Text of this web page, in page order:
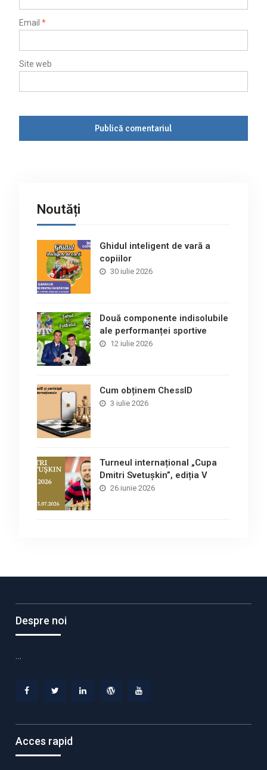
Email *
Site web
Noutăți
Ghidul inteligent de vară a
copiilor
30 iulie 2026
Două componente indisolubile
ale performanței sportive
12 iulie 2026
Cum obținem ChessID
3 iulie 2026
Turneul internațional „Cupa
Dmitri Svetușkin”, ediția V
26 iunie 2026
Despre noi
…
Acces rapid